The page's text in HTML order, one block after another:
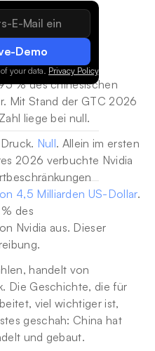
Demo
your data. Privacy Policy.
% des chinesischen
Mit Stand der GTC 2026
liege bei null.
Null. Allein im ersten
2026 verbuchte Nvidia
im Zusammenhang mit Exportbeschränkungen
4,5 Milliarden US-Dollar.
des
Nvidia aus. Dieser
handelt von
Die Geschichte, die für
viel wichtiger ist,
geschah: China hat
und gebaut.